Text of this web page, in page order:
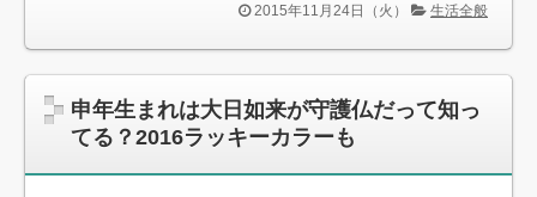
2015年11月24日（火） 生活全般
申年生まれは大日如来が守護仏だって知っ
てる？2016ラッキーカラーも